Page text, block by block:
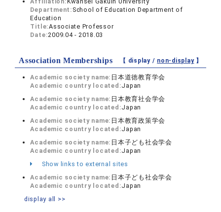
Department: School of Education Department of
Education
Title:Associate Professor
Date:2009.04 - 2018.03
Association Memberships 【 display / non-display】
Academic society name: 日本道徳教育学会
Academic country located:Japan
Academic society name: 日本教育社会学会
Academic country located:Japan
Academic society name: 日本教育政策学会
Academic country located:Japan
Academic society name: 日本子ども社会学会
Academic country located:Japan
Show links to external sites
Academic society name: 日本子ども社会学会
Academic country located:Japan
display all >>